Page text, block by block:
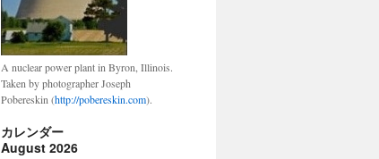
A nuclear power plant in Byron, Illinois.
Taken by photographer Joseph
Pobereskin (http://pobereskin.com).
カレンダー
August 2026